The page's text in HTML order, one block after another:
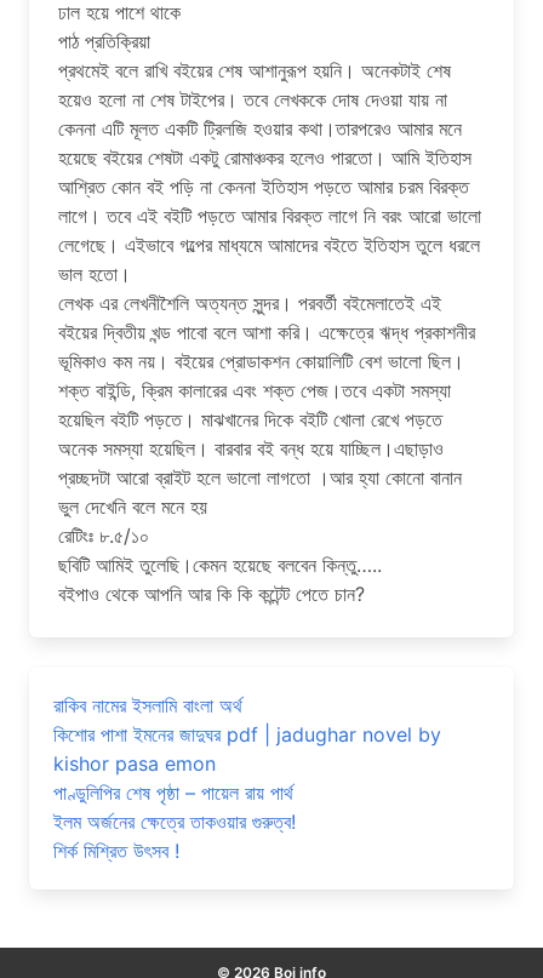
ঢাল হয়ে পাশে থাকে
পাঠ প্রতিক্রিয়া
প্রথমেই বলে রাখি বইয়ের শেষ আশানুরূপ হয়নি। অনেকটাই শেষ
হয়েও হলো না শেষ টাইপের। তবে লেখককে দোষ দেওয়া যায় না
কেননা এটি মূলত একটি ট্রিলজি হওয়ার কথা।তারপরেও আমার মনে
হয়েছে বইয়ের শেষটা একটু রোমাঞ্চকর হলেও পারতো। আমি ইতিহাস
আশ্রিত কোন বই পড়ি না কেননা ইতিহাস পড়তে আমার চরম বিরক্ত
লাগে। তবে এই বইটি পড়তে আমার বিরক্ত লাগে নি বরং আরো ভালো
লেগেছে। এইভাবে গল্পের মাধ্যমে আমাদের বইতে ইতিহাস তুলে ধরলে
ভাল হতো।
লেখক এর লেখনীশৈলি অত্যন্ত সুন্দর। পরবর্তী বইমেলাতেই এই
বইয়ের দ্বিতীয় খন্ড পাবো বলে আশা করি। এক্ষেত্রে ঋদ্ধ প্রকাশনীর
ভূমিকাও কম নয়। বইয়ের প্রোডাকশন কোয়ালিটি বেশ ভালো ছিল।
শক্ত বাইন্ডি, ক্রিম কালারের এবং শক্ত পেজ।তবে একটা সমস্যা
হয়েছিল বইটি পড়তে। মাঝখানের দিকে বইটি খোলা রেখে পড়তে
অনেক সমস্যা হয়েছিল। বারবার বই বন্ধ হয়ে যাচ্ছিল।এছাড়াও
প্রচ্ছদটা আরো ব্রাইট হলে ভালো লাগতো ।আর হ্যা কোনো বানান
ভুল দেখেনি বলে মনে হয়
রেটিংঃ ৮.৫/১০
ছবিটি আমিই তুলেছি।কেমন হয়েছে বলবেন কিন্তু…..
বইপাও থেকে আপনি আর কি কি কন্টেন্ট পেতে চান?
রাকিব নামের ইসলামি বাংলা অর্থ
কিশোর পাশা ইমনের জাদুঘর pdf | jadughar novel by
kishor pasa emon
পাণ্ডুলিপির শেষ পৃষ্ঠা – পায়েল রায় পার্থ
ইলম অর্জনের ক্ষেত্রে তাকওয়ার গুরুত্ব!
শির্ক মিশ্রিত উৎসব !
© 2026 Boi info